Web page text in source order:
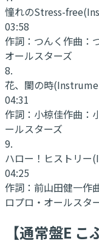
憧れのStress-free
03:58
作詞： つんく作曲：
オールスターズ
8.
花、闌の時
04:31
作詞： 小椋佳作曲：
ールスターズ
9.
ハロー！ヒストリー
04:25
作詞： 前山田健一作
ロプロ・オールスタ
【通常盤E こ